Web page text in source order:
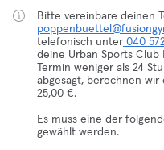
Bitte vereinbare deinen
telefonisch unter040
deine Urban Sports
Termin weniger als 24
abgesagt, berechnen wir
25,00 €.
Es muss eine der
gewählt werden.